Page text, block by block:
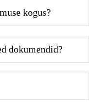
kogus?
dokumendid?